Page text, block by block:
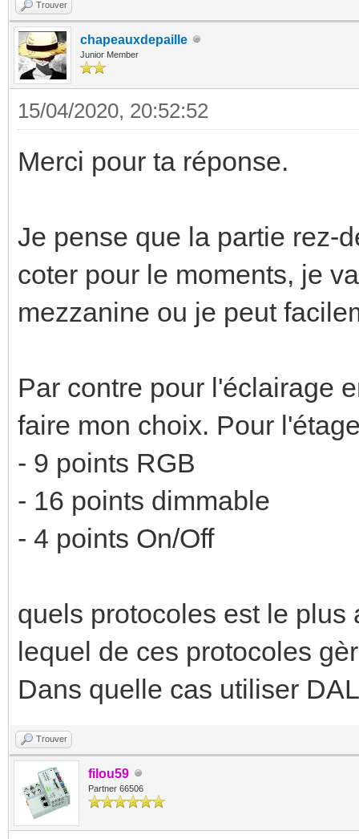
Trouver
chapeauxdepaille
Junior Member
15/04/2020, 20:52:52
Merci pour ta réponse.
Je pense que la partie rez-
coter pour le moments, je
mezzanine ou je peut
Par contre pour l'éclairage
faire mon choix. Pour
- 9 points RGB
- 16 points dimmable
- 4 points On/Off
quels protocoles est le
lequel de ces protocoles
Dans quelle cas utiliser
Trouver
filou59
Partner 66506